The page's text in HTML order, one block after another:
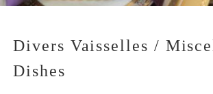
Divers Vaisselles /
Dishes